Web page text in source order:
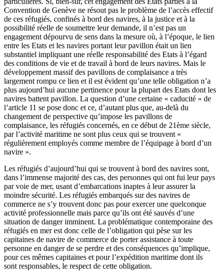
Convention de Genève ne résout pas le problème de l’accès effectif
de ces réfugiés, confinés à bord des navires, à la justice et à la
possibilité réelle de soumettre leur demande, il n’est pas un
engagement dépourvu de sens dans la mesure où, à l’époque, le lien
entre les Etats et les navires portant leur pavillon était un lien
substantiel impliquant une réelle responsabilité des Etats à l’égard
des conditions de vie et de travail à bord de leurs navires. Mais le
développement massif des pavillons de complaisance a très
largement rompu ce lien et il est évident qu’une telle obligation n’a
plus aujourd’hui aucune pertinence pour la plupart des Etats dont les
navires battent pavillon. La question d’une certaine « caducité » de
l’article 11 se pose donc et ce, d’autant plus que, au-delà du
changement de perspective qu’impose les pavillons de
complaisance, les réfugiés concernés, en ce début de 21ème siècle,
par l’activité maritime ne sont plus ceux qui se trouvent «
régulièrement employés comme membre de l’équipage à bord d’un
navire ».
Les réfugiés d’aujourd’hui qui se trouvent à bord des navires sont,
dans l’immense majorité des cas, des personnes qui ont fui leur pays
par voie de mer, usant d’embarcations inaptes à leur assurer la
moindre sécurité. Les réfugiés embarqués sur des navires de
commerce ne s’y trouvent donc pas pour exercer une quelconque
activité professionnelle mais parce qu’ils ont été sauvés d’une
situation de danger imminent. La problématique contemporaine des
réfugiés en mer est donc celle de l’obligation qui pèse sur les
capitaines de navire de commerce de porter assistance à toute
personne en danger de se perdre et des conséquences qu’implique,
pour ces mêmes capitaines et pour l’expédition maritime dont ils
sont responsables, le respect de cette obligation.